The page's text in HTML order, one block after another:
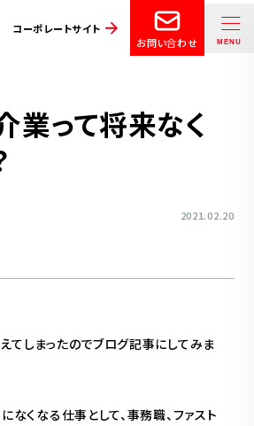
コーポレートサイト
お問い合わせ
業って将来なく
2021.02.20
てしまったのでブログ記事にしてみま
くなる仕事として、事務職、ファスト